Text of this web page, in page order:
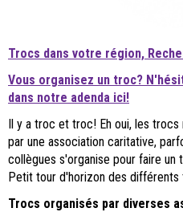
Trocs dans votre région,
Vous organisez un troc?
dans notre adenda ici!
Il y a troc et troc! Eh oui, les
par une association caritative,
collègues s'organise pour faire un
Petit tour d'horizon des différents
Trocs organisés par diverses